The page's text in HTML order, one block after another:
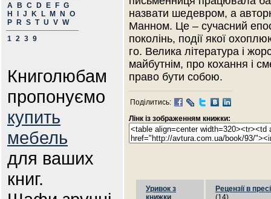
A
B C D E F G
H
J K L M N
O
P
R S T U V W
1 2 3 9
Книголюбам
пропонуємо
купить
мебель
для ваших
книг.
назвати шедевром, а
Манном. Це – сучасний
поколінь, події якої
го. Велика література і
майбутнім, про кохання і
право бути собою.
Поділитись:
Лінк із зображенням книжки:
Уривок з
книжки
Рецензії в пресі
(14)